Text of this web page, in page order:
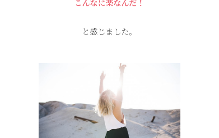
こんなに楽なんだ！
と感じました。